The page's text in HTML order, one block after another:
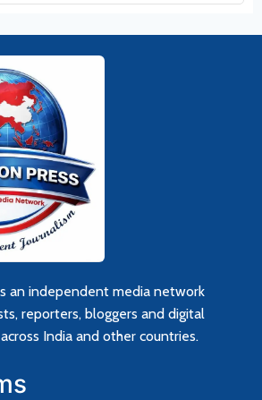
an independent media network
reporters, bloggers and digital
India and other countries.